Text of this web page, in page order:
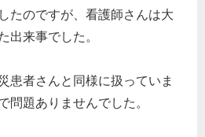
たのですが、看護師さんは大
出来事でした。
患者さんと同様に扱っていま
問題ありませんでした。